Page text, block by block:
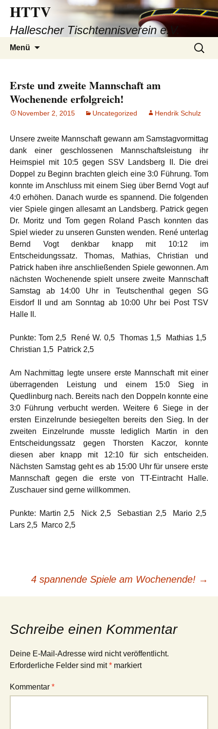
HTTV
Hallescher Tischtennisverein e.V.
Menü
Suchen
nach:
Erste und zweite Mannschaft am
Wochenende erfolgreich!
November 2, 2015 Uncategorized Hendrik Schulz
Unsere zweite Mannschaft gewann am Samstagvormittag
dank einer geschlossenen Mannschaftsleistung ihr
Heimspiel mit 10:5 gegen SSV Landsberg II. Die drei
Doppel zu Beginn brachten gleich eine 3:0 Führung. Tom
konnte im Anschluss mit einem Sieg über Bernd Vogt auf
4:0 erhöhen. Danach wurde es spannend. Die folgenden
vier Spiele gingen allesamt an Landsberg. Patrick gegen
Dr. Moritz und Tom gegen Roland Pasch konnten das
Spiel wieder zu unseren Gunsten wenden. René unterlag
Bernd Vogt denkbar knapp mit 10:12 im
Entscheidungssatz. Thomas, Mathias, Christian und
Patrick haben ihre anschließenden Spiele gewonnen. Am
nächsten Wochenende spielt unsere zweite Mannschaft
Samstag ab 14:00 Uhr in Teutschenthal gegen SG
Eisdorf II und am Sonntag ab 10:00 Uhr bei Post TSV
Halle II.
Punkte: Tom 2,5 René W. 0,5 Thomas 1,5 Mathias 1,5
Christian 1,5 Patrick 2,5
Am Nachmittag legte unsere erste Mannschaft mit einer
überragenden Leistung und einem 15:0 Sieg in
Quedlinburg nach. Bereits nach den Doppeln konnte eine
3:0 Führung verbucht werden. Weitere 6 Siege in der
ersten Einzelrunde besiegelten bereits den Sieg. In der
zweiten Einzelrunde musste lediglich Martin in den
Entscheidungssatz gegen Thorsten Kaczor, konnte
diesen aber knapp mit 12:10 für sich entscheiden.
Nächsten Samstag geht es ab 15:00 Uhr für unsere erste
Mannschaft gegen die erste von TT-Eintracht Halle.
Zuschauer sind gerne willkommen.
Punkte: Martin 2,5 Nick 2,5 Sebastian 2,5 Mario 2,5
Lars 2,5 Marco 2,5
Beitrags-
Navigation
4 spannende Spiele am Wochenende! →
Schreibe einen Kommentar
Deine E-Mail-Adresse wird nicht veröffentlicht.
Erforderliche Felder sind mit* markiert
Kommentar *